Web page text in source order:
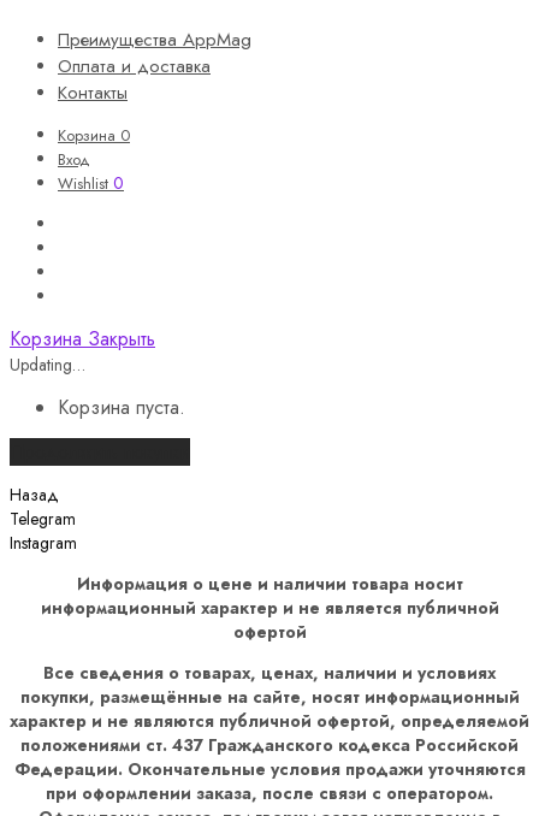
Преимущества AppMag
Оплата и доставка
Контакты
Корзина 0
Вход
Wishlist 0
Корзина Закрыть
Updating…
Корзина пуста.
Назад
Telegram
Instagram
Информация о цене и наличии товара носит
информационный характер и не является публичной
офертой
Все сведения о товарах, ценах, наличии и условиях
покупки, размещённые на сайте, носят информационный
характер и не являются публичной офертой, определяемой
положениями ст. 437 Гражданского кодекса Российской
Федерации. Окончательные условия продажи уточняются
при оформлении заказа, после связи с оператором.